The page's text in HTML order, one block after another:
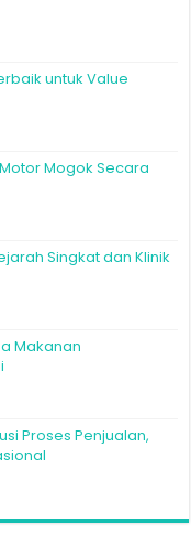
untuk Value
Mogok Secara
Singkat dan Klinik
Makanan
Proses Penjualan,